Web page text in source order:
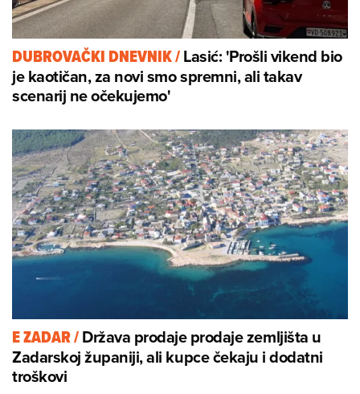
DUBROVAČKI DNEVNIK/Lasić: 'Prošli vikend bio
je kaotičan, za novi smo spremni, ali takav
scenarij ne očekujemo'
E ZADAR/Država prodaje prodaje zemljišta u
Zadarskoj županiji, ali kupce čekaju i dodatni
troškovi